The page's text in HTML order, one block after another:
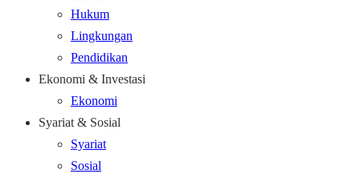
Hukum
Lingkungan
Pendidikan
Ekonomi & Investasi
Ekonomi
Syariat & Sosial
Syariat
Sosial